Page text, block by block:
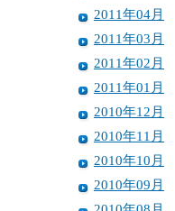
2011年04月
2011年03月
2011年02月
2011年01月
2010年12月
2010年11月
2010年10月
2010年09月